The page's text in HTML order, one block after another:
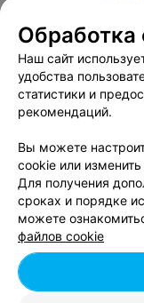
Вакансии
Публичный
Обработка
Наш сайт
удобства
статистики и
рекомендаций.
Вы можете
cookie или
Для получения
сроках и порядке
можете
файлов cookie